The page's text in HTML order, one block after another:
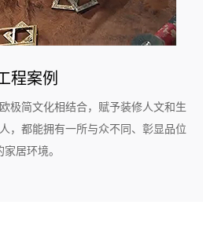
程案例
极简文化相结合，赋予装修人文和生
，都能拥有一所与众不同、彰显品位
家居环境。